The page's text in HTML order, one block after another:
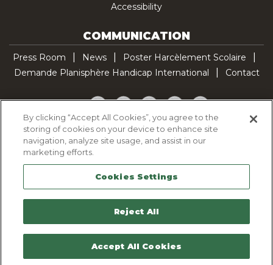
Accessibility
COMMUNICATION
Press Room News
Poster Harcèlement Scolaire
Demande Planisphère Handicap International
Contact
Facebook
TwitterYouTubePinterestTikTok
Cookie Policy
Legal Notice
Sitemap
Contactez-nous
By clicking “Accept All Cookies”, you agree to the
storing of cookies on your device to enhance site
navigation, analyze site usage, and assist in our
marketing efforts.
Cookies Settings
Reject All
Accept All Cookies